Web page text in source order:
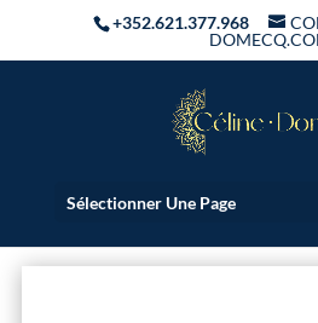
+352.621.377.968
Sélectionner Une Page